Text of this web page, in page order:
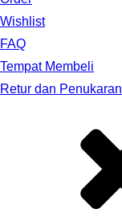
Wishlist
FAQ
Tempat Membeli
Retur dan Penukaran